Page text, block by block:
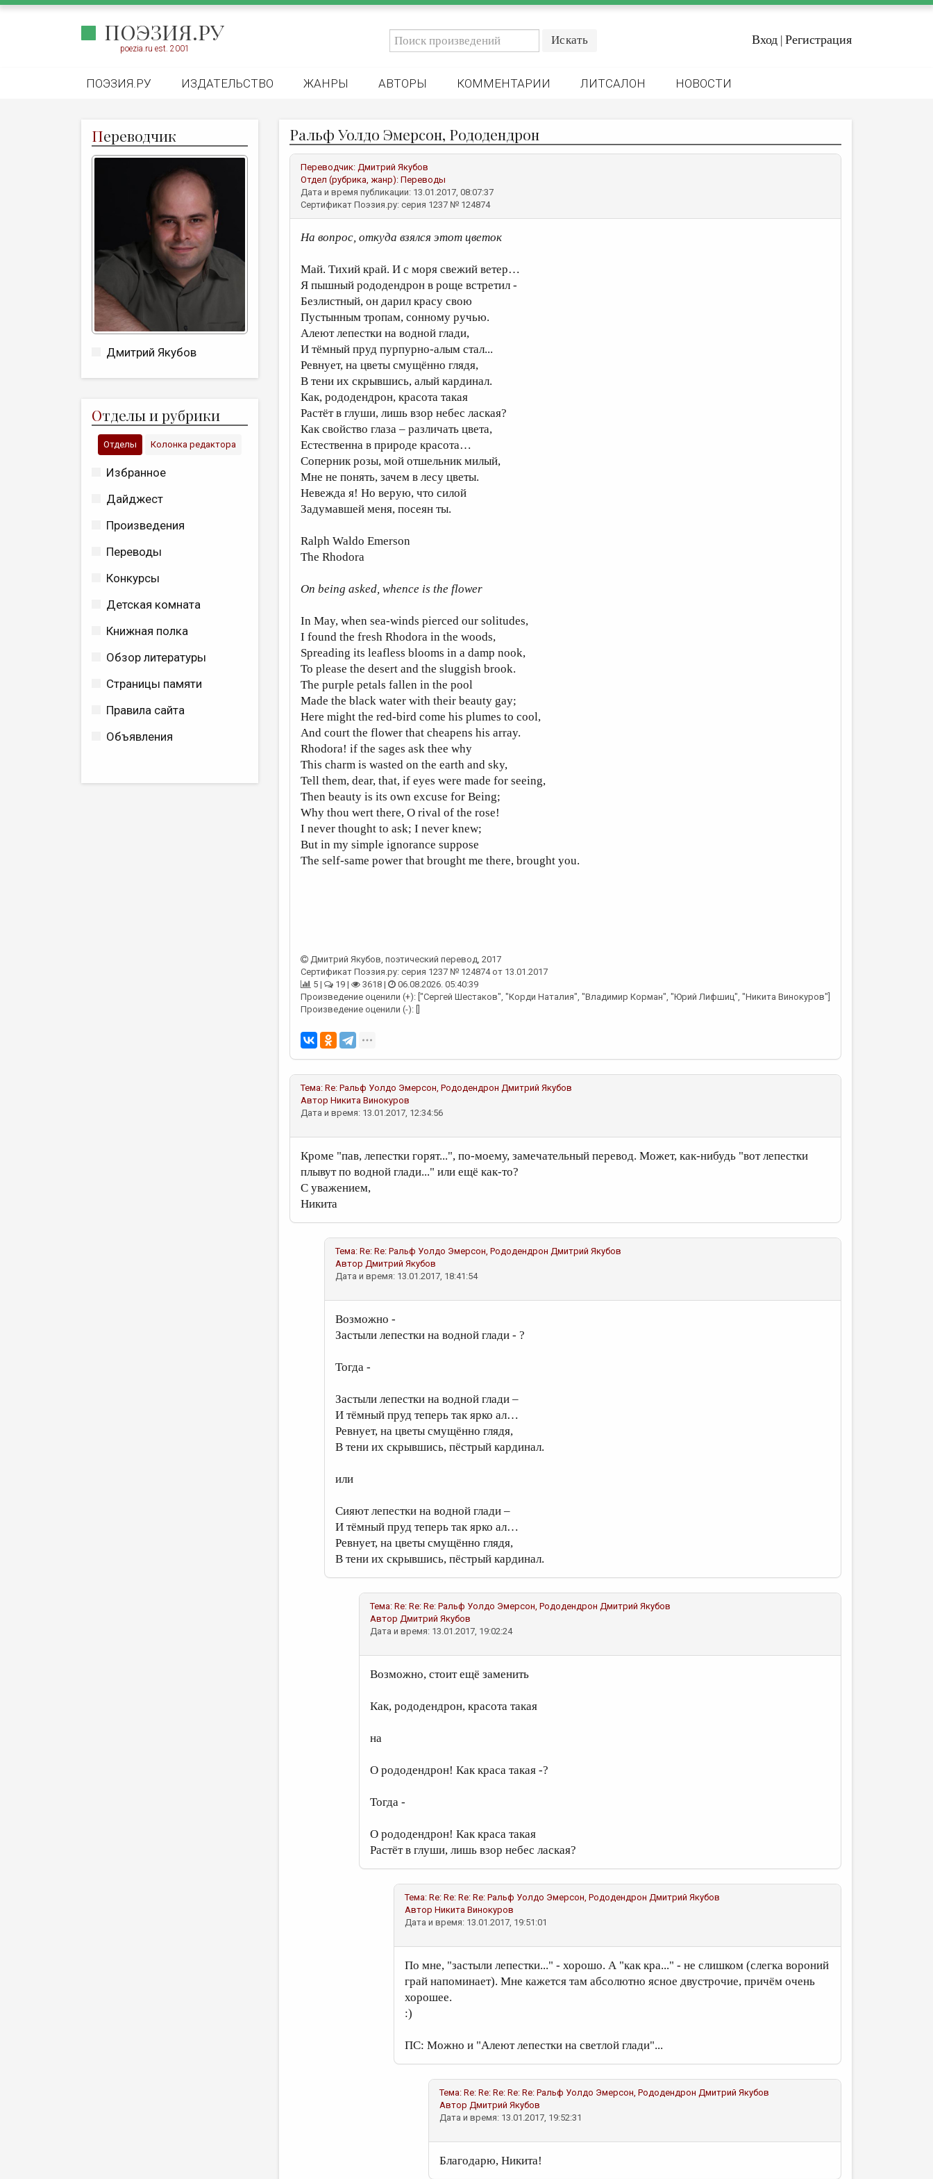
ПОЭЗИЯ.РУ
poezia.ru est. 2001
Вход | Регистрация
ПОЭЗИЯ.РУ ИЗДАТЕЛЬСТВО ЖАНРЫ АВТОРЫ КОММЕНТАРИИ ЛИТСАЛОН НОВОСТИ
Переводчик
Дмитрий Якубов
Отделы и рубрики
Отделы Колонка редактора
Избранное
Дайджест
Произведения
Переводы
Конкурсы
Детская комната
Книжная полка
Обзор литературы
Страницы памяти
Правила сайта
Объявления
Ральф Уолдо Эмерсон, Рододендрон
Переводчик: Дмитрий Якубов
Отдел (рубрика, жанр): Переводы
Дата и время публикации: 13.01.2017, 08:07:37
Сертификат Поэзия.ру: серия 1237 № 124874
На вопрос, откуда взялся этот цветок
Май. Тихий край. И с моря свежий ветер…
Я пышный рододендрон в роще встретил -
Безлистный, он дарил красу свою
Пустынным тропам, сонному ручью.
Алеют лепестки на водной глади,
И тёмный пруд пурпурно-алым стал...
Ревнует, на цветы смущённо глядя,
В тени их скрывшись, алый кардинал.
Как, рододендрон, красота такая
Растёт в глуши, лишь взор небес лаская?
Как свойство глаза – различать цвета,
Естественна в природе красота…
Соперник розы, мой отшельник милый,
Мне не понять, зачем в лесу цветы.
Невежда я! Но верую, что силой
Задумавшей меня, посеян ты.
Ralph Waldo Emerson
The Rhodora
On being asked, whence is the flower
In May, when sea-winds pierced our solitudes,
I found the fresh Rhodora in the woods,
Spreading its leafless blooms in a damp nook,
To please the desert and the sluggish brook.
The purple petals fallen in the pool
Made the black water with their beauty gay;
Here might the red-bird come his plumes to cool,
And court the flower that cheapens his array.
Rhodora! if the sages ask thee why
This charm is wasted on the earth and sky,
Tell them, dear, that, if eyes were made for seeing,
Then beauty is its own excuse for Being;
Why thou wert there, O rival of the rose!
I never thought to ask; I never knew;
But in my simple ignorance suppose
The self-same power that brought me there, brought you.
Дмитрий Якубов, поэтический перевод, 2017
Сертификат Поэзия.ру: серия 1237 № 124874 от 13.01.2017
5 |
19 | 3618 |
06.08.2026. 05:40:39
Произведение оценили (+): ["Сергей Шестаков", "Корди Наталия", "Владимир Корман", "Юрий Лифшиц", "Никита Винокуров"]
Произведение оценили (-): []
Тема: Re: Ральф Уолдо Эмерсон, Рододендрон Дмитрий Якубов
Автор Никита Винокуров
Дата и время: 13.01.2017, 12:34:56
Кроме "пав, лепестки горят...", по-моему, замечательный перевод. Может, как-нибудь "вот лепестки
плывут по водной глади..." или ещё как-то?
С уважением,
Никита
Тема: Re: Re: Ральф Уолдо Эмерсон, Рододендрон Дмитрий Якубов
Автор Дмитрий Якубов
Дата и время: 13.01.2017, 18:41:54
Возможно -
Застыли лепестки на водной глади - ?
Тогда -
Застыли лепестки на водной глади –
И тёмный пруд теперь так ярко ал…
Ревнует, на цветы смущённо глядя,
В тени их скрывшись, пёстрый кардинал.
или
Сияют лепестки на водной глади –
И тёмный пруд теперь так ярко ал…
Ревнует, на цветы смущённо глядя,
В тени их скрывшись, пёстрый кардинал.
Тема: Re: Re: Re: Ральф Уолдо Эмерсон, Рододендрон Дмитрий Якубов
Автор Дмитрий Якубов
Дата и время: 13.01.2017, 19:02:24
Возможно, стоит ещё заменить
Как, рододендрон, красота такая
на
О рододендрон! Как краса такая -?
Тогда -
О рододендрон! Как краса такая
Растёт в глуши, лишь взор небес лаская?
Тема: Re: Re: Re: Re: Ральф Уолдо Эмерсон, Рододендрон Дмитрий Якубов
Автор Никита Винокуров
Дата и время: 13.01.2017, 19:51:01
По мне, "застыли лепестки..." - хорошо. А "как кра..." - не слишком (слегка вороний
грай напоминает). Мне кажется там абсолютно ясное двустрочие, причём очень
хорошее.
:)
ПС: Можно и "Алеют лепестки на светлой глади"...
Тема: Re: Re: Re: Re: Re: Ральф Уолдо Эмерсон, Рододендрон Дмитрий Якубов
Автор Дмитрий Якубов
Дата и время: 13.01.2017, 19:52:31
Благодарю, Никита!